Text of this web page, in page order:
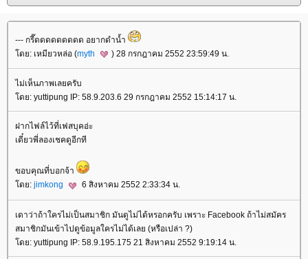
--- กรี๊ดดดดดดดดด อยากดำน้ำ
โดย: เหมียวหล่อ (myth ) 28 กรกฎาคม 2552 23:59:49 น.
ไม่เห็นภาพเลยครับ
โดย: yuttipung IP: 58.9.203.6 29 กรกฎาคม 2552 15:14:17 น.
ฝากไฟล์ไว้ที่เฟสบุคอ่ะ
เดี๋ยวพี่ลองเชคดูอีกที
ขอบคุณที่บอกจ้า
โดย: jimkong 6 สิงหาคม 2552 2:33:34 น.
เดาว่าถ้าใครไม่เป็นสมาชิก มันดูไม่ได้หรอกครับ เพราะ Facebook ถ้าไม่สมัคร
สมาชิกมันเข้าไปดูข้อมูลใครไม่ได้เลย (หรือเปล่า ?)
โดย: yuttipung IP: 58.9.195.175 21 สิงหาคม 2552 9:19:14 น.